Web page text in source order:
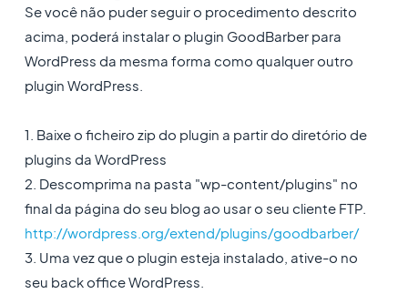
Se você não puder seguir o procedimento descrito
acima, poderá instalar o plugin GoodBarber para
WordPress da mesma forma como qualquer outro
plugin WordPress.
1. Baixe o ficheiro zip do plugin a partir do diretório de
plugins da WordPress
2. Descomprima na pasta "wp-content/plugins" no
final da página do seu blog ao usar o seu cliente FTP.
http://wordpress.org/extend/plugins/goodbarber/
3. Uma vez que o plugin esteja instalado, ative-o no
seu back office WordPress.